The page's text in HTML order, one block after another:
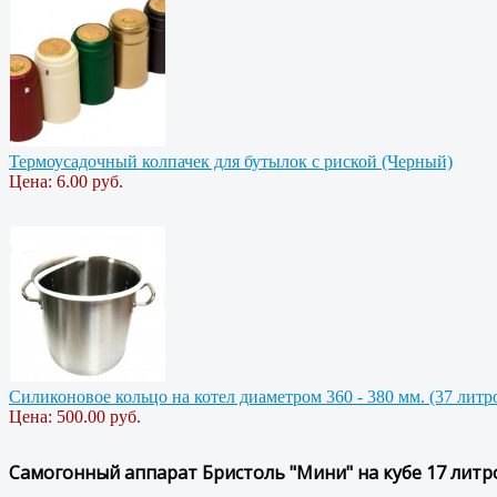
Термоусадочный колпачек для бутылок с риской (Черный)
Цена: 6.00 руб.
Силиконовое кольцо на котел диаметром 360 - 380 мм. (37
Цена: 500.00 руб.
Самогонный аппарат Бристоль "Мини" на кубе 17